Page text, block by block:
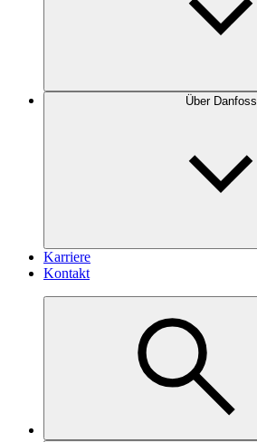
Über Danfoss
Karriere
Kontakt